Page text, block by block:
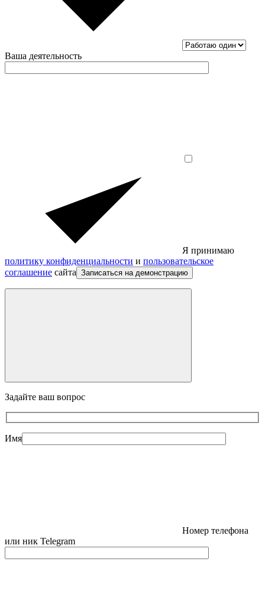
Ваша деятельность
Я принимаю
политику конфиденциальности и пользовательское
соглашение сайта Записаться на демонстрацию
Задайте ваш вопрос
Имя
Номер телефона
или ник Telegram